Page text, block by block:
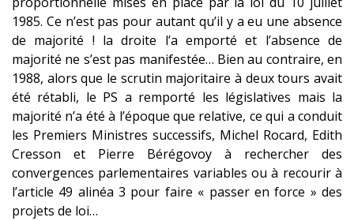
1985. Ce n’est pas pour autant qu’il y a eu une absence
de majorité ! la droite l’a emporté et l’absence de
majorité ne s’est pas manifestée… Bien au contraire, en
1988, alors que le scrutin majoritaire à deux tours avait
été rétabli, le PS a remporté les législatives mais la
majorité n’a été à l’époque que relative, ce qui a conduit
les Premiers Ministres successifs, Michel Rocard, Edith
Cresson et Pierre Bérégovoy à rechercher des
convergences parlementaires variables ou à recourir à
l’article 49 alinéa 3 pour faire « passer en force » des
projets de loi…